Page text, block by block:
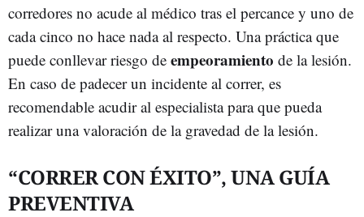
corredores no acude al médico tras el percance y uno de
cada cinco no hace nada al respecto. Una práctica que
puede conllevar riesgo de empeoramiento de la lesión.
En caso de padecer un incidente al correr, es
recomendable acudir al especialista para que pueda
realizar una valoración de la gravedad de la lesión.
“CORRER CON ÉXITO”, UNA GUÍA
PREVENTIVA